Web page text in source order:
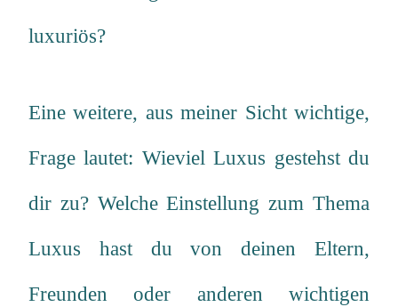
luxuriös?
Eine weitere, aus meiner Sicht wichtige,
Frage lautet: Wieviel Luxus gestehst du
dir zu? Welche Einstellung zum Thema
Luxus hast du von deinen Eltern,
Freunden oder anderen wichtigen